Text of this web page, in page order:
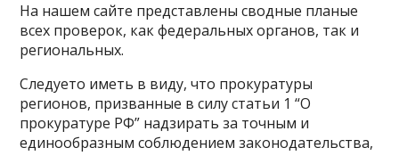
На нашем сайте представлены сводные планые
всех проверок, как федеральных органов, так и
региональных.
Следуето иметь в виду, что прокуратуры
регионов, призванные в силу статьи 1 “О
прокуратуре РФ” надзирать за точным и
единообразным соблюдением законодательства,